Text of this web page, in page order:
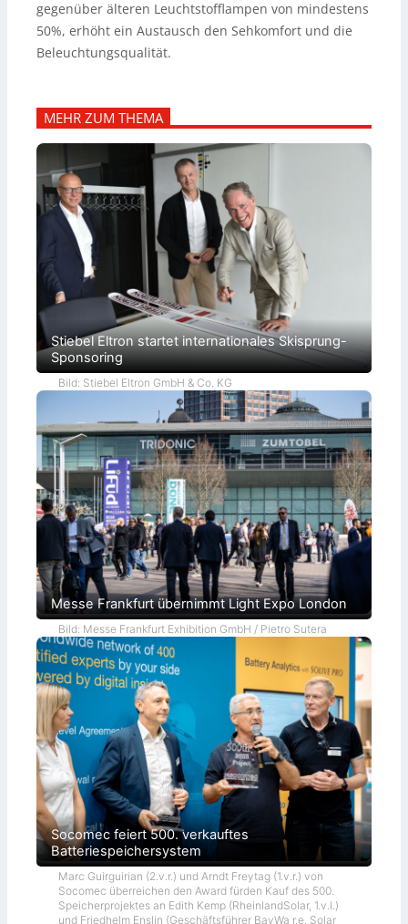
gegenüber älteren Leuchtstofflampen von mindestens
50%, erhöht ein Austausch den Sehkomfort und die
Beleuchtungsqualität.
MEHR ZUM THEMA
Stiebel Eltron startet internationales Skisprung-
Sponsoring
Bild: Stiebel Eltron GmbH & Co. KG
Messe Frankfurt übernimmt Light Expo London
Bild: Messe Frankfurt Exhibition GmbH / Pietro Sutera
Socomec feiert 500. verkauftes
Batteriespeichersystem
Marc Guirguirian (2.v.r.) und Arndt Freytag (1.v.r.) von
Socomec überreichen den Award fürden Kauf des 500.
Speicherprojektes an Edith Kemp (RheinlandSolar, 1.v.l.)
und Friedhelm Enslin (Geschäftsführer BayWa r.e. Solar